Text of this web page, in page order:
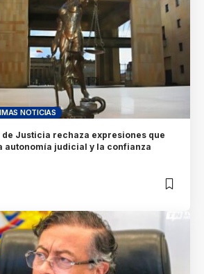
NOTICIAS
de Justicia rechaza expresiones que
autonomía judicial y la confianza